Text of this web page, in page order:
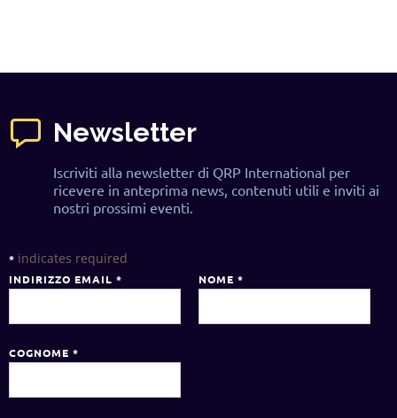
Newsletter
Iscriviti alla newsletter di QRP International per
ricevere in anteprima news, contenuti utili e inviti ai
nostri prossimi eventi.
* indicates required
INDIRIZZO EMAIL * NOME *
COGNOME *